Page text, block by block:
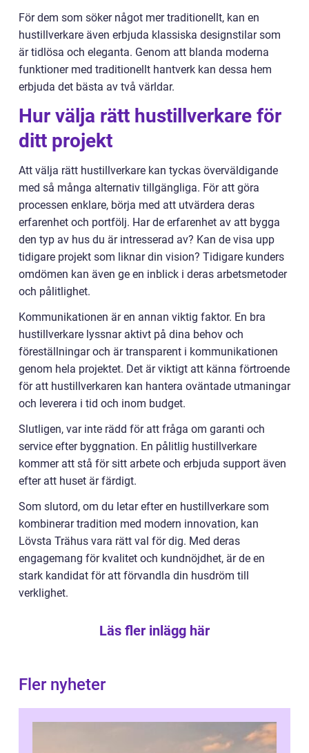
För dem som söker något mer traditionellt, kan en
hustillverkare även erbjuda klassiska designstilar som
är tidlösa och eleganta. Genom att blanda moderna
funktioner med traditionellt hantverk kan dessa hem
erbjuda det bästa av två världar.
Hur välja rätt hustillverkare för
ditt projekt
Att välja rätt hustillverkare kan tyckas överväldigande
med så många alternativ tillgängliga. För att göra
processen enklare, börja med att utvärdera deras
erfarenhet och portfölj. Har de erfarenhet av att bygga
den typ av hus du är intresserad av? Kan de visa upp
tidigare projekt som liknar din vision? Tidigare kunders
omdömen kan även ge en inblick i deras arbetsmetoder
och pålitlighet.
Kommunikationen är en annan viktig faktor. En bra
hustillverkare lyssnar aktivt på dina behov och
föreställningar och är transparent i kommunikationen
genom hela projektet. Det är viktigt att känna förtroende
för att hustillverkaren kan hantera oväntade utmaningar
och leverera i tid och inom budget.
Slutligen, var inte rädd för att fråga om garanti och
service efter byggnation. En pålitlig hustillverkare
kommer att stå för sitt arbete och erbjuda support även
efter att huset är färdigt.
Som slutord, om du letar efter en hustillverkare som
kombinerar tradition med modern innovation, kan
Lövsta Trähus vara rätt val för dig. Med deras
engagemang för kvalitet och kundnöjdhet, är de en
stark kandidat för att förvandla din husdröm till
verklighet.
Läs fler inlägg här
Fler nyheter